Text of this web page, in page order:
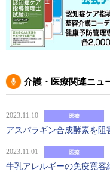
介護・医療関連ニュ
2023.11.10 医療
アスパラギン合成酵素を
2023.11.01 医療
牛乳アレルギーの免疫寛容